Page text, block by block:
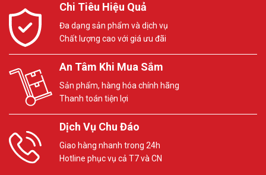
Chi Tiêu Hiệu Quả
Đa dạng sản phẩm và dịch vụ
Chất lượng cao với giá ưu đãi
An Tâm Khi Mua Sắm
Sản phẩm, hàng hóa chính hãng
Thanh toán tiện lợi
Dịch Vụ Chu Đáo
Giao hàng nhanh trong 24h
Hotline phục vụ cả T7 và CN